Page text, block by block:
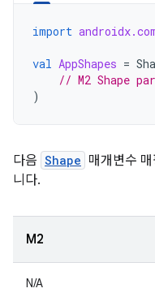
import
val AppShapes =
// M2 Shape
)
다음 Shape 매개변수
니다.
M2
N/A